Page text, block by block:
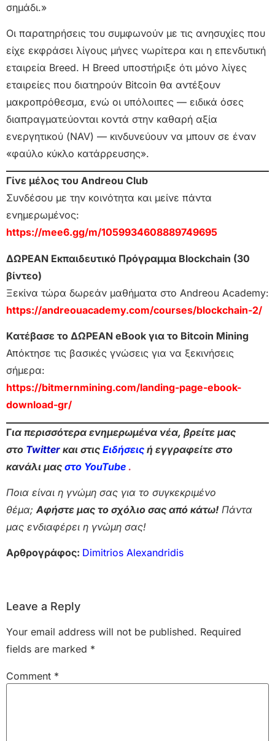
σημάδι.»
Οι παρατηρήσεις του συμφωνούν με τις ανησυχίες που
είχε εκφράσει λίγους μήνες νωρίτερα και η επενδυτική
εταιρεία Breed. Η Breed υποστήριξε ότι μόνο λίγες
εταιρείες που διατηρούν Bitcoin θα αντέξουν
μακροπρόθεσμα, ενώ οι υπόλοιπες — ειδικά όσες
διαπραγματεύονται κοντά στην καθαρή αξία
ενεργητικού (NAV) — κινδυνεύουν να μπουν σε έναν
«φαύλο κύκλο κατάρρευσης».
Γίνε μέλος του Andreou Club
Συνδέσου με την κοινότητα και μείνε πάντα
ενημερωμένος:
https://mee6.gg/m/1059934608889749695
ΔΩΡΕΑΝ Εκπαιδευτικό Πρόγραμμα Blockchain (30
βίντεο)
Ξεκίνα τώρα δωρεάν μαθήματα στο Andreou Academy:
https://andreouacademy.com/courses/blockchain-2/
Κατέβασε το ΔΩΡΕΑΝ eBook για το Bitcoin Mining
Απόκτησε τις βασικές γνώσεις για να ξεκινήσεις
σήμερα:
https://bitmernmining.com/landing-page-ebook-
download-gr/
Για περισσότερα ενημερωμένα νέα, βρείτε μας
στο Twitter και στις Ειδήσεις ή εγγραφείτε στο
κανάλι μας στο YouTube .
Ποια είναι η γνώμη σας για το συγκεκριμένο
θέμα; Αφήστε μας το σχόλιο σας από κάτω! Πάντα
μας ενδιαφέρει η γνώμη σας!
Αρθρογράφος: Dimitrios Alexandridis
Leave a Reply
Your email address will not be published. Required
fields are marked *
Comment *